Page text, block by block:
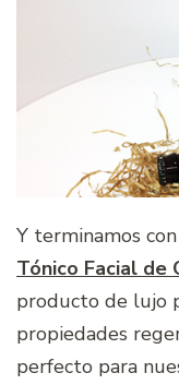
Y terminamos
Tónico Facial de
producto de lujo
propiedades
perfecto para